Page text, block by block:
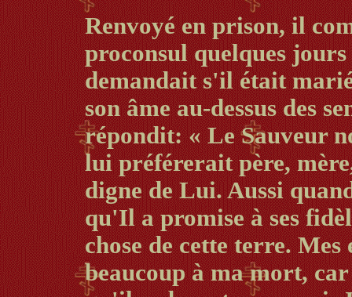
Renvoyé en prison, il
proconsul quelques
demandait s'il était
son âme au-dessus des
répondit: « Le Sauveur
lui préférerait père,
digne de Lui. Aussi
qu'Il a promise à ses
chose de cette terre.
beaucoup à ma mort,